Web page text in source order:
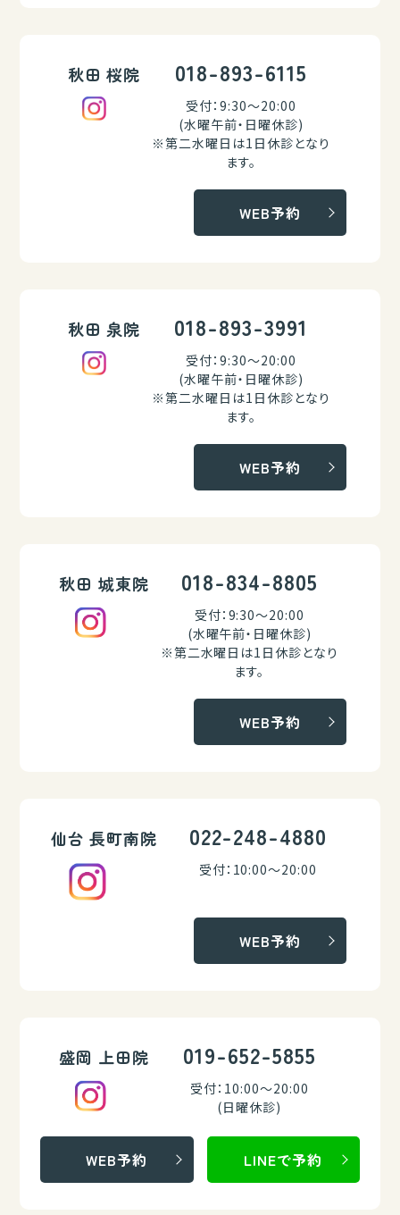
秋田 桜院 018-893-6115
受付：9:30～20:00
(水曜午前・日曜休診)
※第二水曜日は1日休診となり
ます。
WEB予約
秋田 泉院 018-893-3991
受付：9:30～20:00
(水曜午前・日曜休診)
※第二水曜日は1日休診となり
ます。
WEB予約
秋田 城東院 018-834-8805
受付：9:30～20:00
(水曜午前・日曜休診)
※第二水曜日は1日休診となり
ます。
WEB予約
仙台 長町南院 022-248-4880
受付：10:00～20:00
WEB予約
盛岡 上田院 019-652-5855
受付：10:00～20:00
(日曜休診)
WEB予約 LINEで予約